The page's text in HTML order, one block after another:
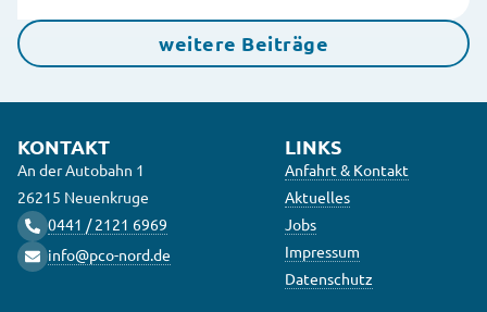
weitere Beiträge
KONTAKT
An der Autobahn 1
26215 Neuenkruge
0441 / 2121 6969
info@pco-nord.de
LINKS
Anfahrt & Kontakt
Aktuelles
Jobs
Impressum
Datenschutz